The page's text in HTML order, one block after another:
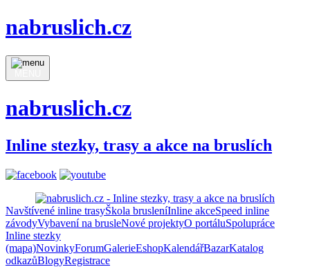
nabruslich.cz
nabruslich.cz
Inline stezky, trasy a akce na bruslích
Navštívené inline trasyŠkola brusleníInline akceSpeed inline
závodyVybavení na brusleNové projektyO portáluSpolupráce
Inline stezky
(mapa)NovinkyForumGalerieEshopKalendářBazarKatalog
odkazůBlogyRegistrace